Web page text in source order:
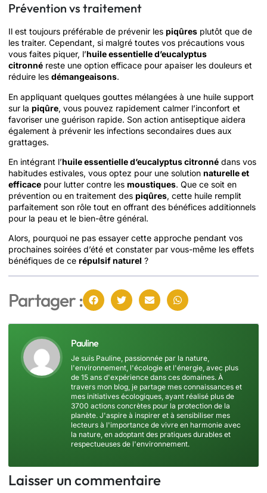
Prévention vs traitement
Il est toujours préférable de prévenir les piqûres plutôt que de
les traiter. Cependant, si malgré toutes vos précautions vous
vous faites piquer, l’huile essentielle d’eucalyptus
citronné reste une option efficace pour apaiser les douleurs et
réduire les démangeaisons.
En appliquant quelques gouttes mélangées à une huile support
sur la piqûre, vous pouvez rapidement calmer l’inconfort et
favoriser une guérison rapide. Son action antiseptique aidera
également à prévenir les infections secondaires dues aux
grattages.
En intégrant l’huile essentielle d’eucalyptus citronné dans vos
habitudes estivales, vous optez pour une solution naturelle et
efficace pour lutter contre les moustiques. Que ce soit en
prévention ou en traitement des piqûres, cette huile remplit
parfaitement son rôle tout en offrant des bénéfices additionnels
pour la peau et le bien-être général.
Alors, pourquoi ne pas essayer cette approche pendant vos
prochaines soirées d’été et constater par vous-même les effets
bénéfiques de ce répulsif naturel ?
Partager :
Pauline
Je suis Pauline, passionnée par la nature,
l'environnement, l'écologie et l'énergie, avec plus
de 15 ans d'expérience dans ces domaines. À
travers mon blog, je partage mes connaissances et
mes initiatives écologiques, ayant réalisé plus de
3700 actions concrètes pour la protection de la
planète. J'aspire à inspirer et à sensibiliser mes
lecteurs à l'importance de vivre en harmonie avec
la nature, en adoptant des pratiques durables et
respectueuses de l'environnement.
Laisser un commentaire